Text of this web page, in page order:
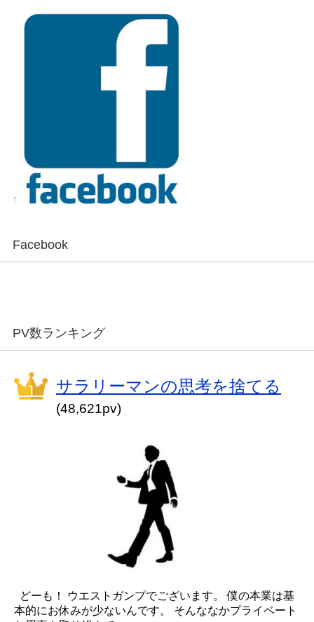
Facebook
PV数ランキング
サラリーマンの思考を捨てる
(48,621pv)
どーも！ ウエストガンプでございます。 僕の本業は基
本的にお休みが少ないんです。 そんななかプライベート